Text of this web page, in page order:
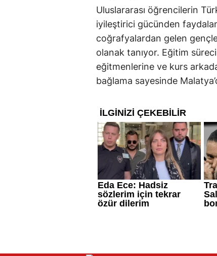
Uluslararası öğrencilerin
iyileştirici gücünden
coğrafyalardan gelen
olanak tanıyor. Eğitim
eğitmenlerine ve kurs
bağlama sayesinde